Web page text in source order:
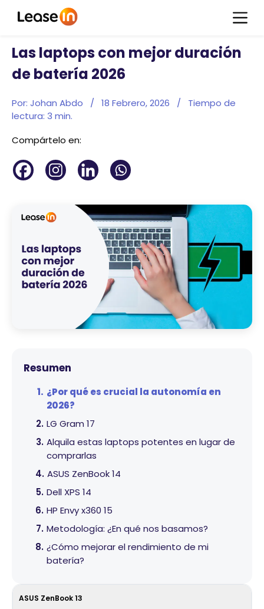
Las laptops con mejor duración
de batería 2026
Por: Johan Abdo / 18 Febrero, 2026 /
Tiempo de
lectura: 3 min.
Compártelo en:
Resumen
¿Por qué es crucial la autonomía en
2026?
LG Gram 17
Alquila estas laptops potentes en lugar de
comprarlas
ASUS ZenBook 14
Dell XPS 14
HP Envy x360 15
Metodología: ¿En qué nos basamos?
¿Cómo mejorar el rendimiento de mi
batería?
ASUS ZenBook 13